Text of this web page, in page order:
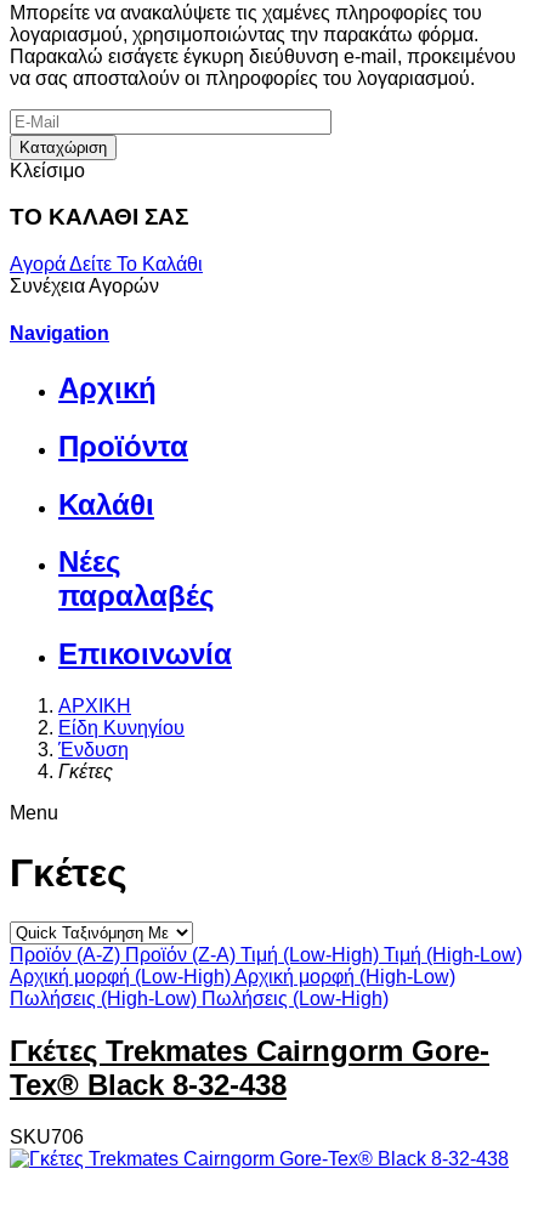
Μπορείτε να ανακαλύψετε τις χαμένες πληροφορίες του
λογαριασμού, χρησιμοποιώντας την παρακάτω φόρμα.
Παρακαλώ εισάγετε έγκυρη διεύθυνση e-mail, προκειμένου
να σας αποσταλούν οι πληροφορίες του λογαριασμού.
Καταχώριση
Κλείσιμο
ΤΟ ΚΑΛΑΘΙ ΣΑΣ
ΑγοράΔείτε Το Καλάθι
Συνέχεια Αγορών
Navigation
Αρχική
Προϊόντα
Καλάθι
Νέες
παραλαβές
Επικοινωνία
ΑΡΧΙΚΗ
Είδη Κυνηγίου
Ένδυση
Γκέτες
Menu
Γκέτες
Προϊόν (A-Z) Προϊόν (Z-A) Τιμή (Low-High) Τιμή (High-Low)
Αρχική μορφή (Low-High)Αρχική μορφή (High-Low)
Πωλήσεις (High-Low) Πωλήσεις (Low-High)
Γκέτες Trekmates Cairngorm Gore-
Tex® Black 8-32-438
SKU706